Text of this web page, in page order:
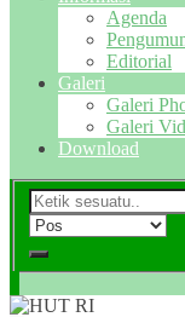
Agenda
Editorial
Galeri
Galeri
Galeri
Download